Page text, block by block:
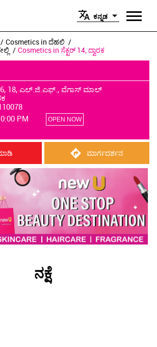
ಕನ್ನಡ
Cosmetics in ದೆಹಲಿ
Cosmetics in ಸೆಕ್ಟರ್ 14, ದ್ವಾರಕ
18, ಎಲ್.ಜಿ.ಎಫ್., ವೆಗಾಸ್ ಮಾಲ್
PM
OPEN NOW
ಮಾರ್ಗದರ್ಶನ
ನಕ್ಷೆ